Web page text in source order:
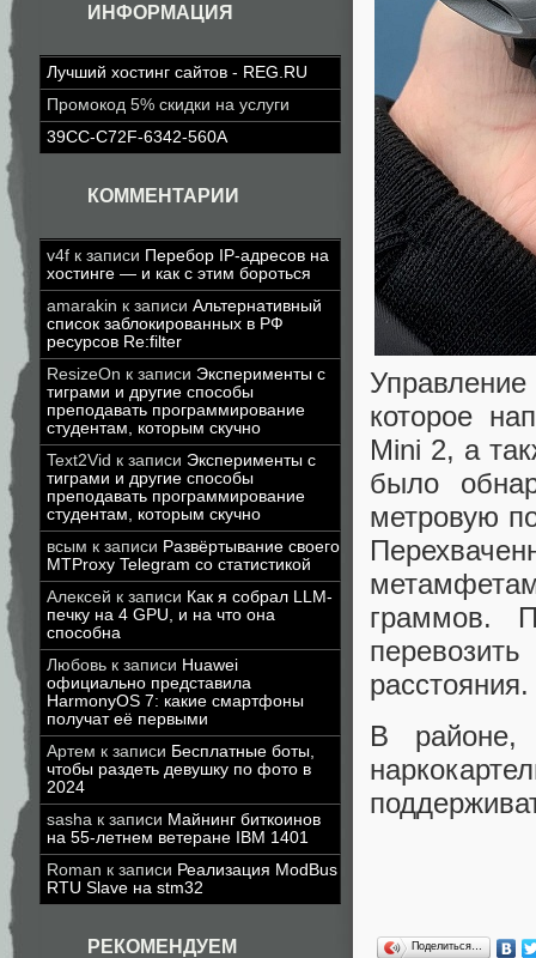
ИНФОРМАЦИЯ
Лучший хостинг сайтов - REG.RU
Промокод 5% скидки на услуги
39CC-C72F-6342-560A
КОММЕНТАРИИ
v4f к записи Перебор IP-адресов на
хостинге — и как с этим бороться
amarakin к записи Альтернативный
список заблокированных в РФ
ресурсов Re:filter
ResizeOn к записи Эксперименты с
тиграми и другие способы
преподавать программирование
студентам, которым скучно
Text2Vid к записи Эксперименты с
тиграми и другие способы
преподавать программирование
студентам, которым скучно
всым к записи Развёртывание своего
MTProxy Telegram со статистикой
Алексей к записи Как я собрал LLM-
печку на 4 GPU, и на что она
способна
Любовь к записи Huawei
официально представила
HarmonyOS 7: какие смартфоны
получат её первыми
Артем к записи Бесплатные боты,
чтобы раздеть девушку по фото в
2024
sasha к записи Майнинг биткоинов
на 55-летнем ветеране IBM 1401
Roman к записи Реализация ModBus
RTU Slave на stm32
РЕКОМЕНДУЕМ
которое
Mini 2, а
было
метровую
граммов.
расстояния.
В районе,
Поделиться…